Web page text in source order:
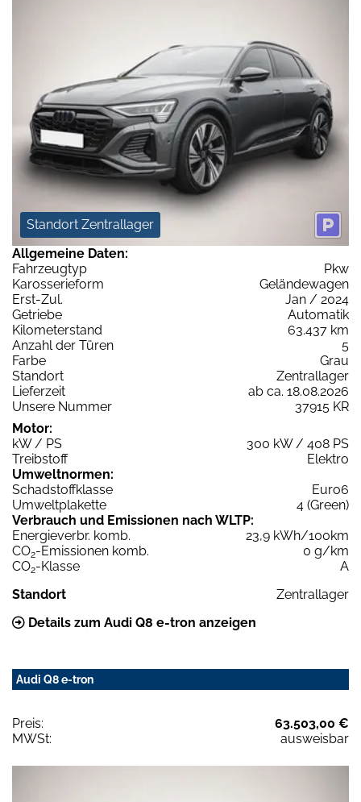
Standort Zentrallager
Allgemeine Daten:
Fahrzeugtyp
Pkw
Karosserieform
Geländewagen
Erst-Zul.
Jan / 2024
Getriebe
Automatik
Kilometerstand
63.437 km
Anzahl der Türen
5
Farbe
Grau
Standort
Zentrallager
Lieferzeit
ab ca. 18.08.2026
Unsere Nummer
37915 KR
Motor:
kW / PS
300 kW / 408 PS
Treibstoff
Elektro
Umweltnormen:
Schadstoffklasse
Euro6
Umweltplakette
4 (Green)
Verbrauch und Emissionen nach WLTP:
Energieverbr. komb.
23,9 kWh/100km
CO2-Emissionen komb.
0 g/km
CO2-Klasse
A
Standort
Zentrallager
Details zum Audi Q8 e-tron anzeigen
Audi Q8 e-tron
Preis:
63.503,00 €
MWSt:
ausweisbar